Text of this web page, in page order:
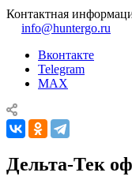
Контактная
info@huntergo.ru
Вконтакте
Telegram
MAX
Дельта-Тек